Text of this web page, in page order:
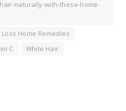
naturally-with-these-home-
Loss Home Remedies
C White Hair